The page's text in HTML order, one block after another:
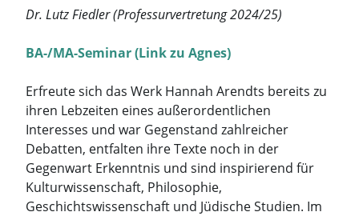
Dr. Lutz Fiedler (Professurvertretung 2024/25)
BA-/MA-Seminar (Link zu Agnes)
Erfreute sich das Werk Hannah Arendts bereits zu
ihren Lebzeiten eines außerordentlichen
Interesses und war Gegenstand zahlreicher
Debatten, entfalten ihre Texte noch in der
Gegenwart Erkenntnis und sind inspirierend für
Kulturwissenschaft, Philosophie,
Geschichtswissenschaft und Jüdische Studien. Im